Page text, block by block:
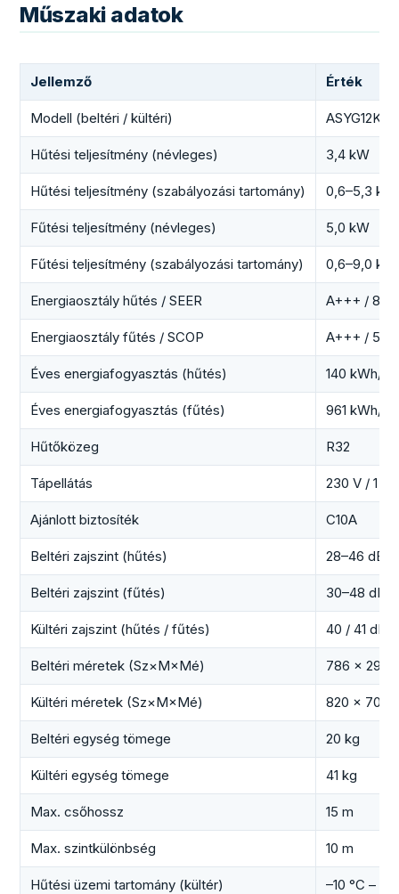
Műszaki adatok
Jellemző Érték
Modell (beltéri / kültéri)
Hűtési teljesítmény (névleges) 3,4 kW
Hűtési teljesítmény (szabályozási tartomány) 0,6–5,3 kW
Fűtési teljesítmény (névleges) 5,0 kW
Fűtési teljesítmény (szabályozási tartomány) 0,6–9,0 kW
Energiaosztály hűtés / SEER A+++ /
Energiaosztály fűtés / SCOP A+++ /
Éves energiafogyasztás (hűtés) 140 kWh/év
Éves energiafogyasztás (fűtés) 961 kWh/év
Hűtőközeg R32
Tápellátás 230 V / 1
Ajánlott biztosíték C10A
Beltéri zajszint (hűtés) 28–46
Beltéri zajszint (fűtés) 30–48
Kültéri zajszint (hűtés / fűtés) 40 / 41
Beltéri méretek (Sz×M×Mé) 786 × 293
Kültéri méretek (Sz×M×Mé) 820 × 704
Beltéri egység tömege 20 kg
Kültéri egység tömege 41 kg
Max. csőhossz 15 m
Max. szintkülönbség 10 m
Hűtési üzemi tartomány (kültér) –10 °C –